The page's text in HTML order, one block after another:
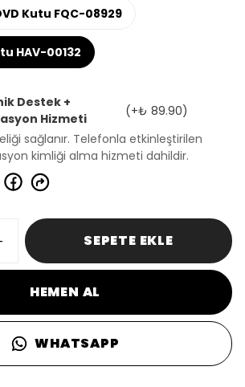
Kutu FQC-08929
HAV-00132
Destek +
Hizmeti
(+₺ 89.90)
sağlanır. Telefonla etkinleştirilen
kimliği alma hizmeti dahildir.
SEPETE EKLE
HEMEN AL
WHATSAPP